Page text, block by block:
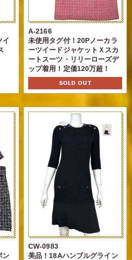
イ
A-2166
未使用タグ付！20Pノーカラ
ーツイードジャケットＸスカ
ートスーツ・リリーローズデ
ップ着用！定価120万超！
SOLD OUT
ン
CW-0983
美品！18Aハンブルグライン